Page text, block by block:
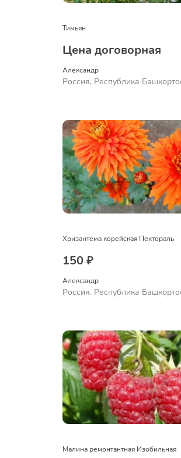
Тимьян
Цена договорная
Александр
Россия, Республика
Хризантема корейская Пектораль
150 ₽
Александр
Россия, Республика
Малина ремонтантная Изобильная